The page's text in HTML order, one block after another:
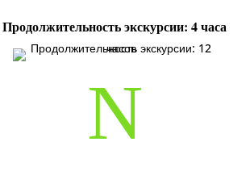
Продолжительность экскурсии: 4 часа
N